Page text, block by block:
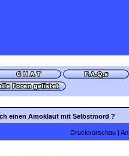
einen Amoklauf mit Selbstmord ?
Druckvorschau |